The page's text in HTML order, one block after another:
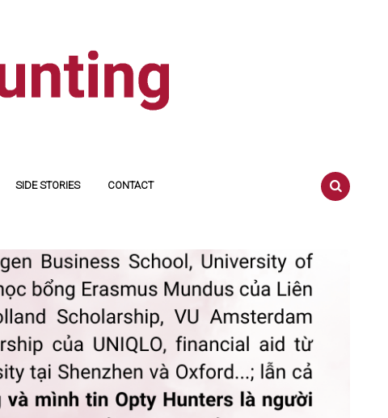
SIDE STORIES CONTACT